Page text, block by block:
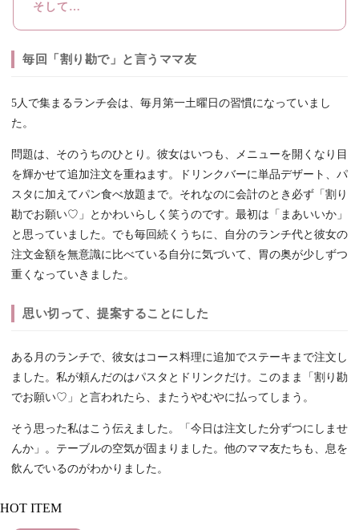
そして…
毎回「割り勘で」と言うママ友
5人で集まるランチ会は、毎月第一土曜日の習慣になっていまし
た。
問題は、そのうちのひとり。彼女はいつも、メニューを開くなり目
を輝かせて追加注文を重ねます。ドリンクバーに単品デザート、パ
スタに加えてパン食べ放題まで。それなのに会計のとき必ず「割り
勘でお願い♡」とかわいらしく笑うのです。最初は「まあいいか」
と思っていました。でも毎回続くうちに、自分のランチ代と彼女の
注文金額を無意識に比べている自分に気づいて、胃の奥が少しずつ
重くなっていきました。
思い切って、提案することにした
ある月のランチで、彼女はコース料理に追加でステーキまで注文し
ました。私が頼んだのはパスタとドリンクだけ。このまま「割り勘
でお願い♡」と言われたら、またうやむやに払ってしまう。
そう思った私はこう伝えました。「今日は注文した分ずつにしませ
んか」。テーブルの空気が固まりました。他のママ友たちも、息を
飲んでいるのがわかりました。
HOT ITEM